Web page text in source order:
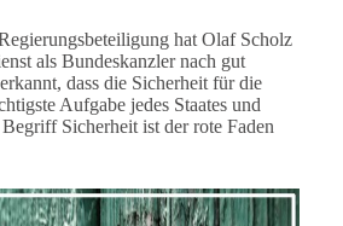
hat Olaf Scholz
als Bundeskanzler nach gut
dass die Sicherheit für die
Aufgabe jedes Staates und
Sicherheit ist der rote Faden